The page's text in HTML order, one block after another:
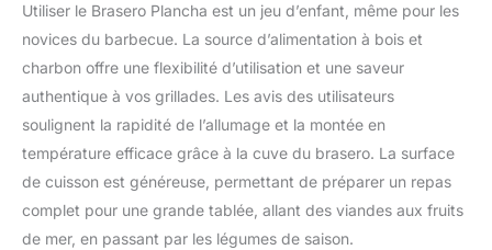
Utiliser le Brasero Plancha est un jeu d’enfant, même pour les
novices du barbecue. La source d’alimentation à bois et
charbon offre une flexibilité d’utilisation et une saveur
authentique à vos grillades. Les avis des utilisateurs
soulignent la rapidité de l’allumage et la montée en
température efficace grâce à la cuve du brasero. La surface
de cuisson est généreuse, permettant de préparer un repas
complet pour une grande tablée, allant des viandes aux fruits
de mer, en passant par les légumes de saison.